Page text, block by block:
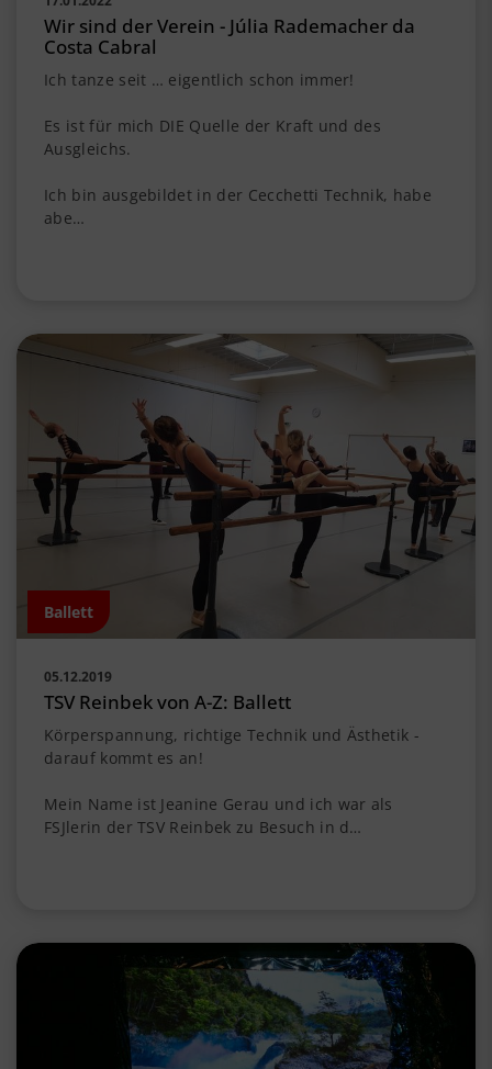
Wir sind der Verein - Júlia Rademacher da
Costa Cabral
Ich tanze seit … eigentlich schon immer!
Es ist für mich DIE Quelle der Kraft und des
Ausgleichs.
Ich bin ausgebildet in der Cecchetti Technik, habe
abe…
Ballett
05.12.2019
TSV Reinbek von A-Z: Ballett
Körperspannung, richtige Technik und Ästhetik -
darauf kommt es an!
Mein Name ist Jeanine Gerau und ich war als
FSJlerin der TSV Reinbek zu Besuch in d…